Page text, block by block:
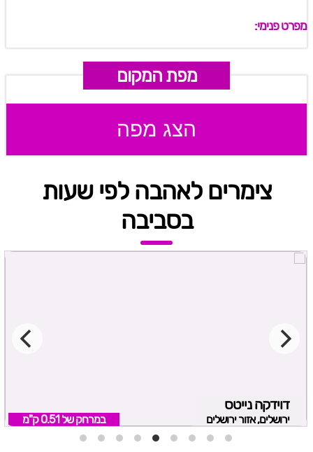
מפרט פנימי:
מפת המקום
הצג מפה
צימרים לאהבה לפי שעות
בסביבה
דוידקה נייטס
ירושלים, אזור ירושלים במרחק של 0.51 ק"מ